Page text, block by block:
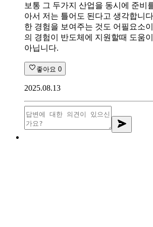
보통 그 두가지 산업을 동시에 준비
아서 저는 틀어도 된다고 생각합니
한 경험을 보여주는 것도 어필요소
의 경험이 반도체에 지원할때 도움
아닙니다.
좋아요 0
2025.08.13